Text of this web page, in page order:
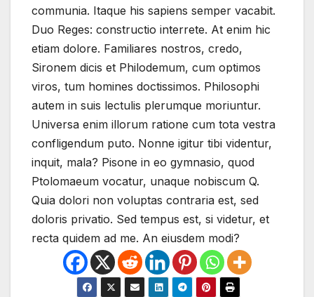
communia. Itaque his sapiens semper vacabit.
Duo Reges: constructio interrete. At enim hic
etiam dolore. Familiares nostros, credo,
Sironem dicis et Philodemum, cum optimos
viros, tum homines doctissimos. Philosophi
autem in suis lectulis plerumque moriuntur.
Universa enim illorum ratione cum tota vestra
confligendum puto. Nonne igitur tibi videntur,
inquit, mala? Pisone in eo gymnasio, quod
Ptolomaeum vocatur, unaque nobiscum Q.
Quia dolori non voluptas contraria est, sed
doloris privatio. Sed tempus est, si videtur, et
recta quidem ad me. An eiusdem modi?